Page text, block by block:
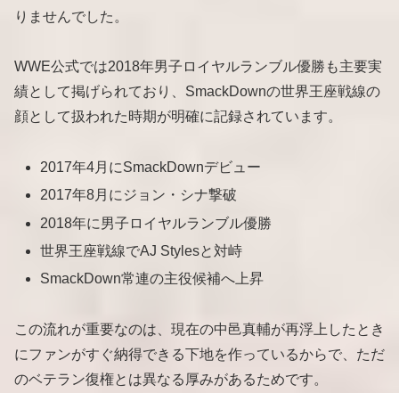
りませんでした。
WWE公式では2018年男子ロイヤルランブル優勝も主要実
績として掲げられており、SmackDownの世界王座戦線の
顔として扱われた時期が明確に記録されています。
2017年4月にSmackDownデビュー
2017年8月にジョン・シナ撃破
2018年に男子ロイヤルランブル優勝
世界王座戦線でAJ Stylesと対峙
SmackDown常連の主役候補へ上昇
この流れが重要なのは、現在の中邑真輔が再浮上したとき
にファンがすぐ納得できる下地を作っているからで、ただ
のベテラン復権とは異なる厚みがあるためです。